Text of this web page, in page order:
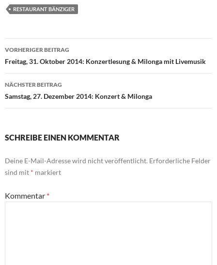
RESTAURANT BÄNZIGER
Beitragsnavigation
VORHERIGER BEITRAG
Freitag, 31. Oktober 2014: Konzertlesung & Milonga mit Livemusik
NÄCHSTER BEITRAG
Samstag, 27. Dezember 2014: Konzert & Milonga
SCHREIBE EINEN KOMMENTAR
Deine E-Mail-Adresse wird nicht veröffentlicht. Erforderliche Felder
sind mit * markiert
Kommentar *